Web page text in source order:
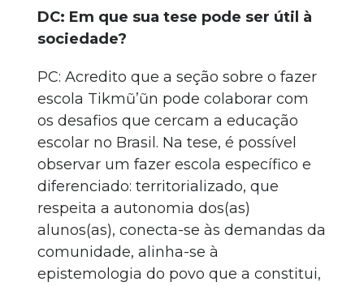
DC: Em que sua tese pode ser útil à
sociedade?
PC: Acredito que a seção sobre o fazer
escola Tikmũ’ũn pode colaborar com
os desafios que cercam a educação
escolar no Brasil. Na tese, é possível
observar um fazer escola específico e
diferenciado: territorializado, que
respeita a autonomia dos(as)
alunos(as), conecta-se às demandas da
comunidade, alinha-se à
epistemologia do povo que a constitui,